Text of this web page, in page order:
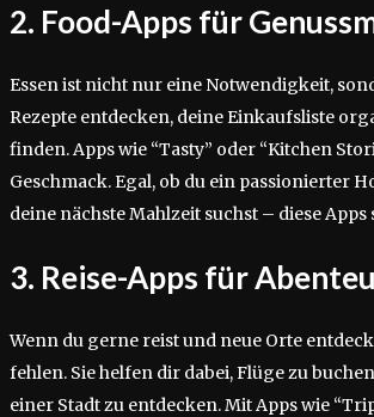
2. Food-Apps für
Essen ist nicht nur eine Notwendigkeit,
Rezepte entdecken, deine Einkaufsliste
finden. Apps wie “Tasty” oder “Kitchen
Geschmack. Egal, ob du ein passionierter
deine nächste Mahlzeit suchst – diese
3. Reise-Apps für
Wenn du gerne reist und neue Orte
fehlen. Sie helfen dir dabei, Flüge zu
einer Stadt zu entdecken. Mit Apps wie